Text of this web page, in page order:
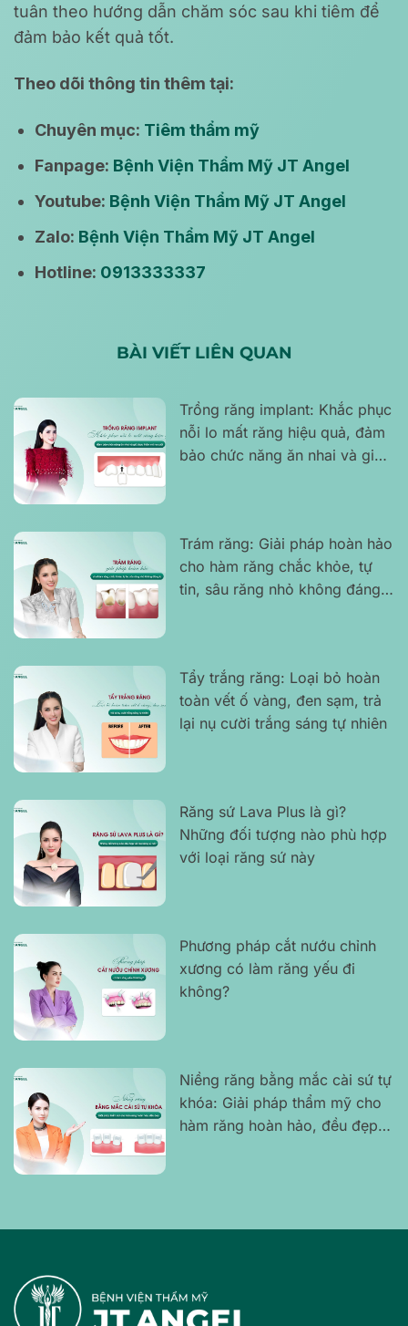
tuân theo hướng dẫn chăm sóc sau khi tiêm để
đảm bảo kết quả tốt.
Theo dõi thông tin thêm tại:
Chuyên mục: Tiêm thẩm mỹ
Fanpage: Bệnh Viện Thẩm Mỹ JT Angel
Youtube: Bệnh Viện Thẩm Mỹ JT Angel
Zalo: Bệnh Viện Thẩm Mỹ JT Angel
Hotline: 0913333337
BÀI VIẾT LIÊN QUAN
Trồng răng implant: Khắc phục
nỗi lo mất răng hiệu quả, đảm
bảo chức năng ăn nhai và giữ
Trám răng: Giải pháp hoàn hảo
cho hàm răng chắc khỏe, tự
tin, sâu răng nhỏ không đáng
Tẩy trắng răng: Loại bỏ hoàn
toàn vết ố vàng, đen sạm, trả
lại nụ cười trắng sáng tự nhiên
Răng sứ Lava Plus là gì?
Những đối tượng nào phù hợp
với loại răng sứ này
Phương pháp cắt nướu chỉnh
xương có làm răng yếu đi
không?
Niềng răng bằng mắc cài sứ tự
khóa: Giải pháp thẩm mỹ cho
hàm răng hoàn hảo, đều đẹp,